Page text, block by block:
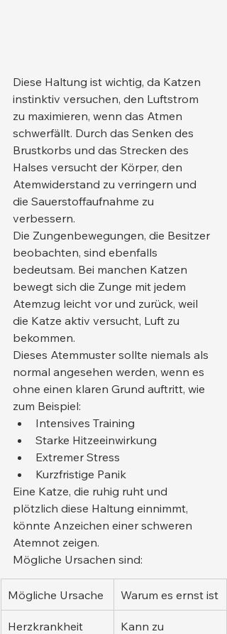
Diese Haltung ist wichtig, da Katzen
instinktiv versuchen, den Luftstrom
zu maximieren, wenn das Atmen
schwerfällt. Durch das Senken des
Brustkorbs und das Strecken des
Halses versucht der Körper, den
Atemwiderstand zu verringern und
die Sauerstoffaufnahme zu
verbessern.
Die Zungenbewegungen, die Besitzer
beobachten, sind ebenfalls
bedeutsam. Bei manchen Katzen
bewegt sich die Zunge mit jedem
Atemzug leicht vor und zurück, weil
die Katze aktiv versucht, Luft zu
bekommen.
Dieses Atemmuster sollte niemals als
normal angesehen werden, wenn es
ohne einen klaren Grund auftritt, wie
zum Beispiel:
Intensives Training
Starke Hitzeeinwirkung
Extremer Stress
Kurzfristige Panik
Eine Katze, die ruhig ruht und
plötzlich diese Haltung einnimmt,
könnte Anzeichen einer schweren
Atemnot zeigen.
Mögliche Ursachen sind:
Mögliche Ursache Warum es ernst ist
Herzkrankheit
Kann zu